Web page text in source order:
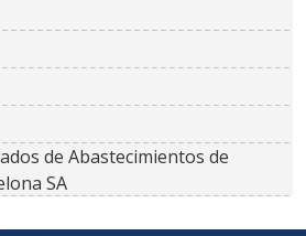
de Abastecimientos de
SA